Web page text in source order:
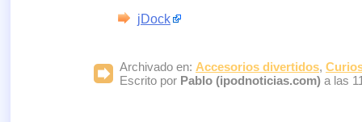
jDock
Archivado en: Accesorios divertidos,
Escrito por Pablo (ipodnoticias.com) a las